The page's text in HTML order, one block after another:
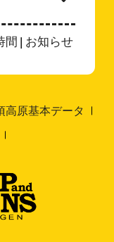
間 お知らせ
高原基本データ